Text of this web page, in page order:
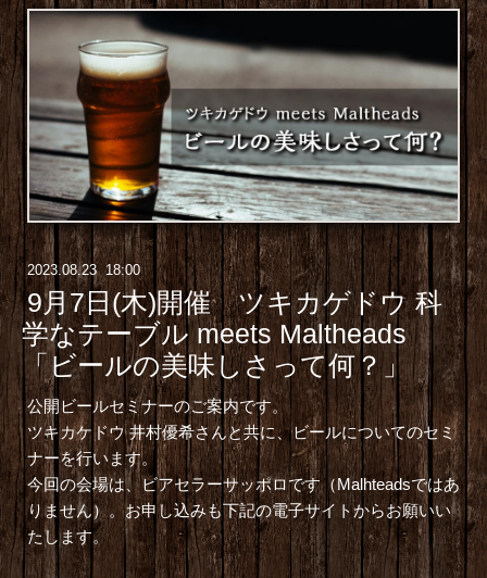
2023.08.23 18:00
9月7日(木)開催 ツキカゲドウ 科
学なテーブル meets Maltheads
「ビールの美味しさって何？」
公開ビールセミナーのご案内です。
ツキカケドウ 井村優希さんと共に、ビールについてのセミ
ナーを行います。
今回の会場は、ビアセラーサッポロです（Malhteadsではあ
りません）。お申し込みも下記の電子サイトからお願いい
たします。